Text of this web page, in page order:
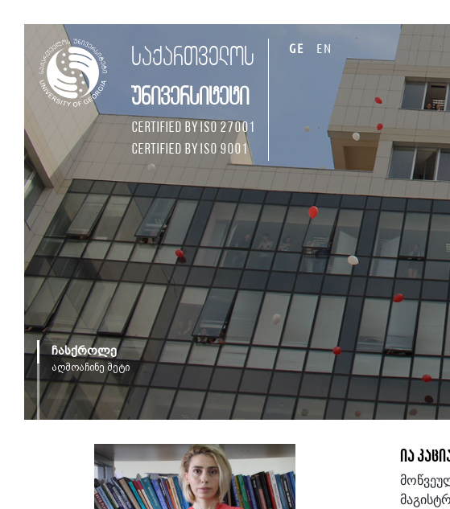
საქართველოს
უნივერსიტეტი
Certified by ISO 27001
Certified by ISO 9001
GE EN
ჩასქროლე
აღმოაჩინე მეტი
ია